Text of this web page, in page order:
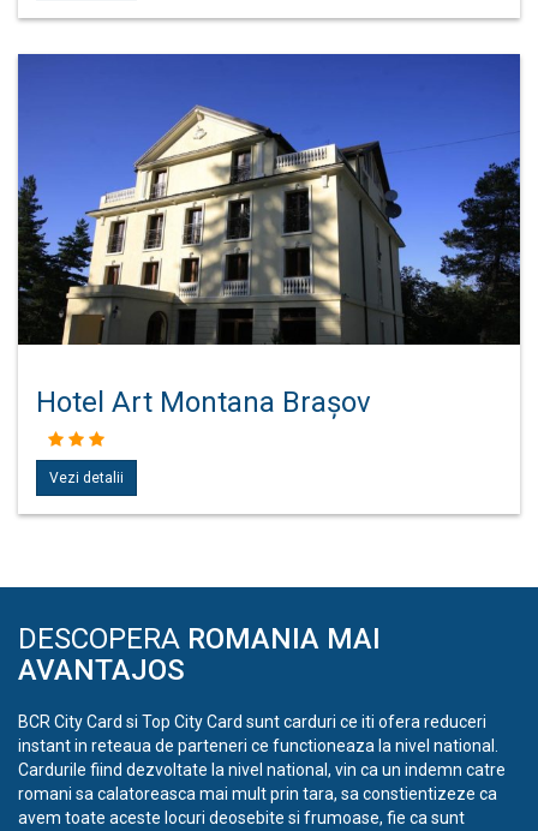
Hotel Art Montana Brașov
Vezi detalii
DESCOPERA ROMANIA MAI
AVANTAJOS
BCR City Card si Top City Card sunt carduri ce iti ofera reduceri
instant in reteaua de parteneri ce functioneaza la nivel national.
Cardurile fiind dezvoltate la nivel national, vin ca un indemn catre
romani sa calatoreasca mai mult prin tara, sa constientizeze ca
avem toate aceste locuri deosebite si frumoase, fie ca sunt